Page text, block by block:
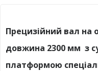
Прецизійний вал на
довжина 2300 мм з
платформою